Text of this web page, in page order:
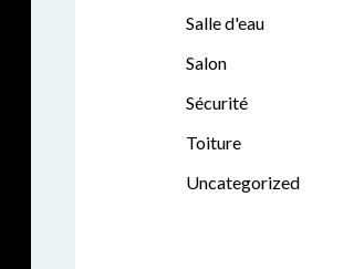
Salle d'eau
Salon
Sécurité
Toiture
Uncategorized